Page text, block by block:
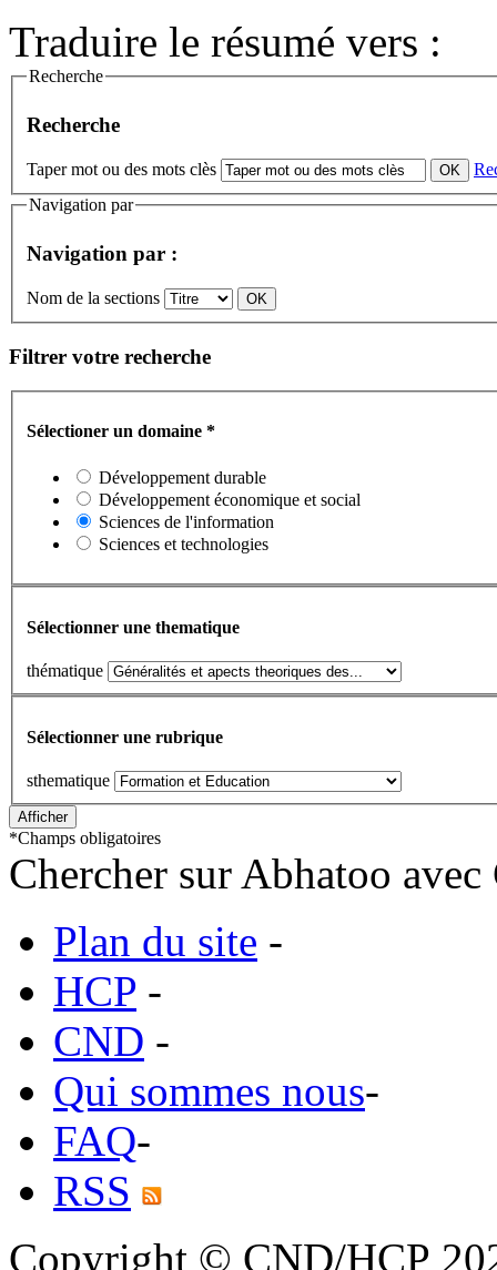
Traduire le résumé vers :
Recherche
Recherche
Taper mot ou des mots clès
Navigation par
Navigation par :
Nom de la sections
Filtrer votre recherche
Sélectioner un domaine *
Développement durable
Développement économique et social
Sciences de l'information
Sciences et technologies
Sélectionner une thematique
thématique
Sélectionner une rubrique
sthematique
*Champs obligatoires
Chercher sur Abhatoo
Plan du site -
HCP -
CND -
Qui sommes nous-
FAQ-
RSS
Copyright © CND/HCP